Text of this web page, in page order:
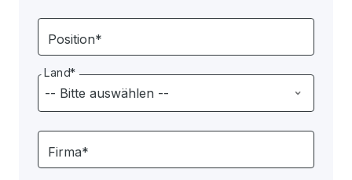
Position*
Land*
Firma*